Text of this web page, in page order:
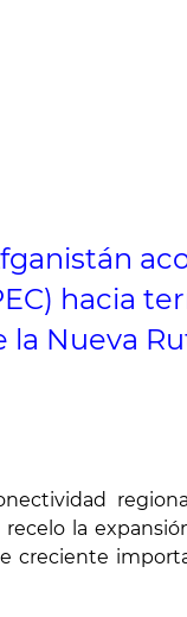
hacia
Nueva
la
creciente